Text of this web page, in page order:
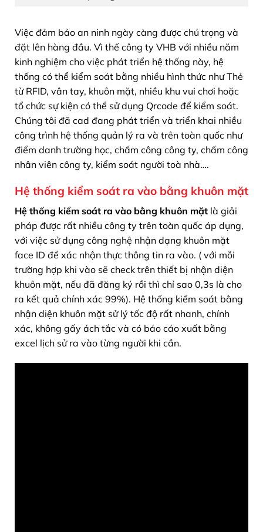
Việc đảm bảo an ninh ngày càng được chú trọng và
đặt lên hàng đầu. Vì thế công ty VHB với nhiều năm
kinh nghiệm cho việc phát triển hệ thống này, hệ
thống có thể kiểm soát bằng nhiều hình thức như Thẻ
từ RFID, vân tay, khuôn mặt, nhiều khu vui chơi hoặc
tổ chức sự kiện có thể sử dụng Qrcode để kiểm soát.
Chúng tôi đã cad đang phát triển và triển khai nhiều
công trình hệ thống quản lý ra và trên toàn quốc như
điểm danh trường học, chấm công công ty, chấm công
nhân viên công ty, kiểm soát người toà nhà….
Hệ thống kiểm soát ra vào bằng khuôn mặt
Hệ thống kiểm soát ra vào bằng khuôn mặt là giải
pháp được rất nhiều công ty trên toàn quốc áp dụng,
với việc sử dụng công nghệ nhận dạng khuôn mặt
face ID để xác nhận thực thông tin ra vào. ( với mỗi
trường hợp khi vào sẽ check trên thiết bị nhận diện
khuôn mặt, nếu đã đăng ký rồi thì chỉ sao 0,3s là cho
ra kết quả chính xác 99%). Hệ thống kiểm soát bằng
nhận diện khuôn mặt sử lý tốc độ rất nhanh, chính
xác, không gấy ách tắc và có báo cáo xuất bằng
excel lịch sử ra vào từng người khi cần.